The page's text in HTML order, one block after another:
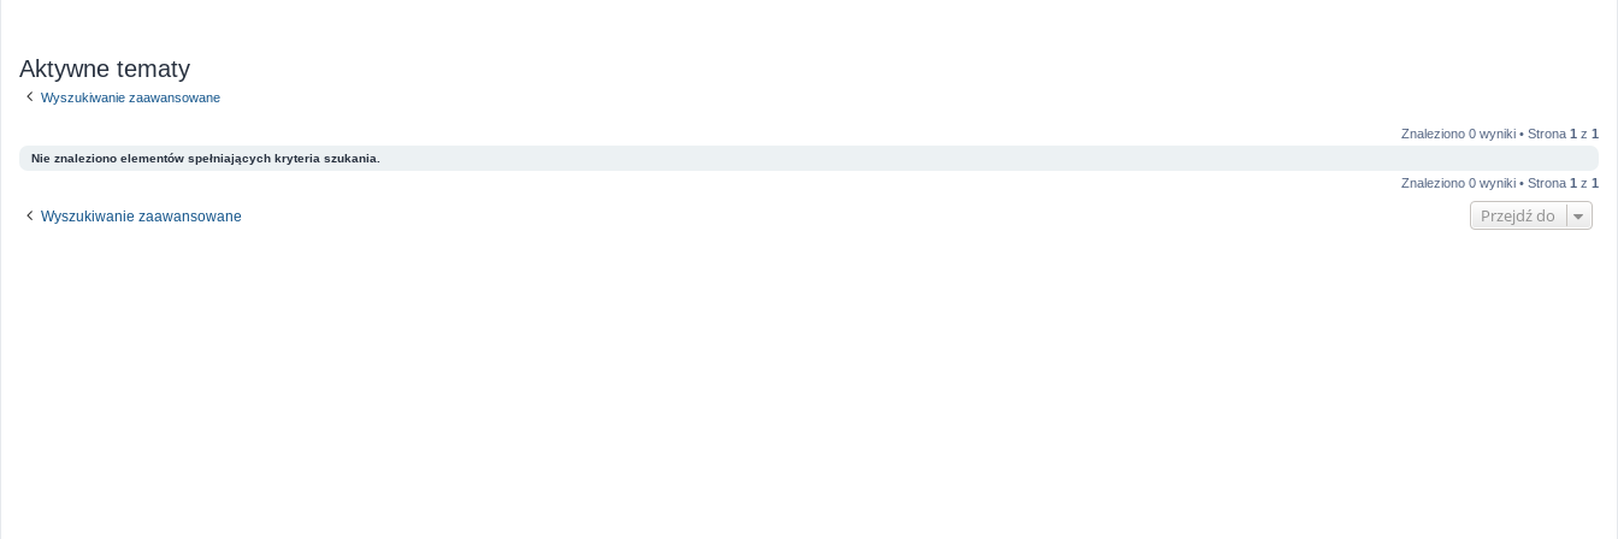
Aktywne tematy
Wyszukiwanie zaawansowane
Znaleziono 0 wyniki • Strona 1 z 1
Nie znaleziono elementów spełniających kryteria szukania.
Znaleziono 0 wyniki • Strona 1 z 1
Wyszukiwanie zaawansowane Przejdź do